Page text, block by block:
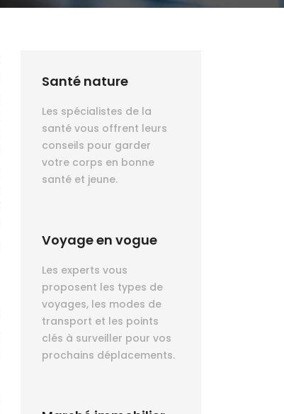
Santé nature
Les spécialistes de la
santé vous offrent leurs
conseils pour garder
votre corps en bonne
santé et jeune.
Voyage en vogue
Les experts vous
proposent les types de
voyages, les modes de
transport et les points
clés à surveiller pour vos
prochains déplacements.